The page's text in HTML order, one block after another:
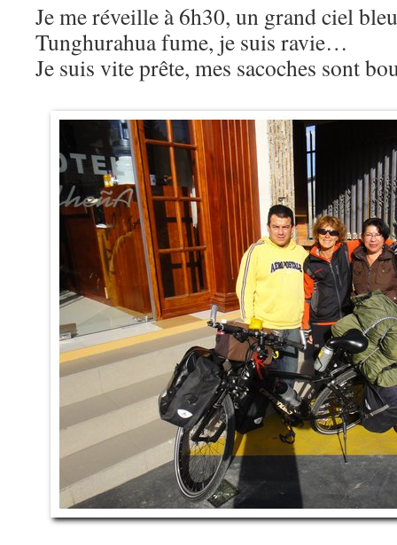
Je me réveille à 6h30, un grand ciel
Tunghurahua fume, je suis ravie…
Je suis vite prête, mes sacoches sont